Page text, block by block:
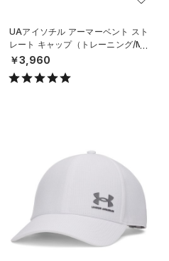
UAアイソチル アーマーベント スト
レート キャップ（トレーニング/ME
N）
￥3,960